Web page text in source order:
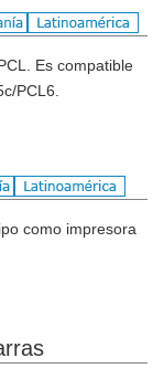
Es compatible
PCL6.
como impresora